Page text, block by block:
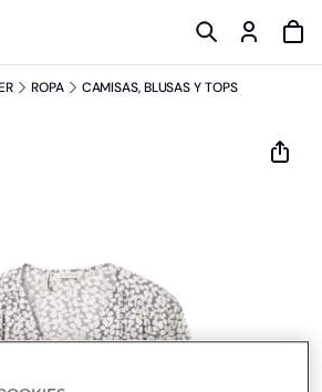
ROPA CAMISAS, BLUSAS Y TOPS